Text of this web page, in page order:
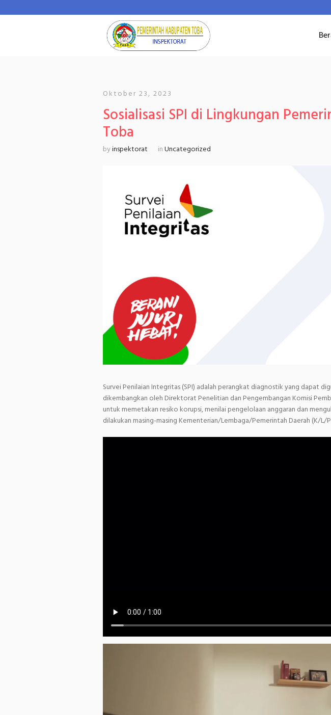
Oktober 23, 2023
Sosialisasi SPI di Lingkungan
Toba
byinspektorat inUncategorized
Survei Penilaian Integritas (SPI) adalah perangkat diagnostik yang dapat
dikembangkan oleh Direktorat Penelitian dan Pengembangan Komisi
untuk memetakan resiko korupsi, menilai pengelolaan anggaran dan
dilakukan masing-masing Kementerian/Lembaga/Pemerintah Daerah (K/L/